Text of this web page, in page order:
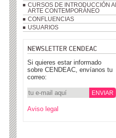
CURSOS DE INTRODUCCIÓN AL
ARTE CONTEMPORÁNEO
CONFLUENCIAS
USUARIOS
NEWSLETTER CENDEAC
Si quieres estar informado
sobre CENDEAC, envíanos tu
correo:
Aviso legal